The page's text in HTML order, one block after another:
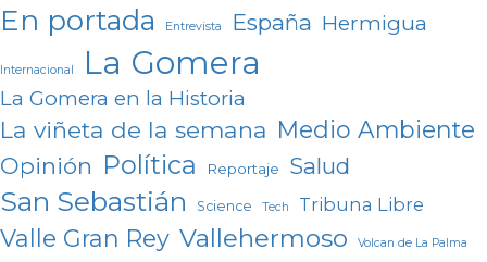
En portada Entrevista España Hermigua
Internacional La Gomera
La Gomera en la Historia
La viñeta de la semana Medio Ambiente
Opinión Política Reportaje Salud
San Sebastián Science Tech Tribuna Libre
Valle Gran Rey Vallehermoso Volcan de La Palma